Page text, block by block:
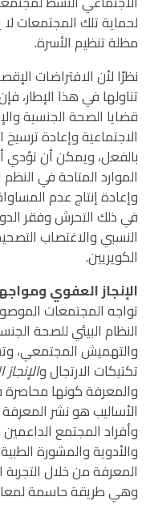
لحماية تلك المجتمعات
مظلة تنظيم الأسرة.
نظرًا لأن الافتراضات
تناولها في هذا الإطار،
قضايا الصحة الجنسية
الاجتماعية وإعادة
بالفعل، ويمكن أن
الموارد المتاحة في النظم
وإعادة إنتاج عدم
في ذلك التحرش وفقر
النسبي والاغتصاب
الكويريين.
الإنجاز العفوي
تواجه المجتمعات
النظام البيئي للصحة
والتهميش المجتمعي،
تكتيكات الارتجال و
والمعرفة كونها
الأساليب هو نشر
وأفراد المجتمع
والأدوية والمشورة
المعرفة من خلال
وهي طريقة حاسمة